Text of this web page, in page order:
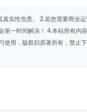
实性负责。 2.若您需要商业
一时间解决！ 4.本站所有内
用，版权归原著所有，禁止